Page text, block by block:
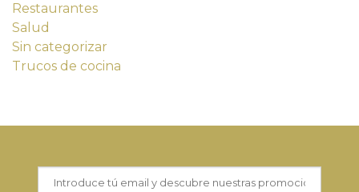
Restaurantes
Salud
Sin categorizar
Trucos de cocina